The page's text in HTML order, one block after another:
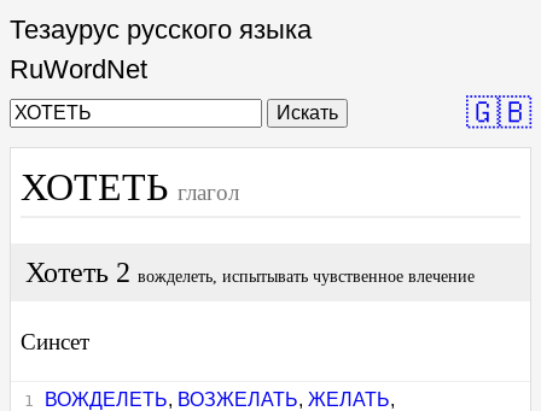
Тезаурус русского языка
RuWordNet
Искать 🇬🇧
ХОТЕТЬ глагол
Хотеть 2 вожделеть, испытывать чувственное влечение
Синсет
ВОЖДЕЛЕТЬ, ВОЗЖЕЛАТЬ, ЖЕЛАТЬ,